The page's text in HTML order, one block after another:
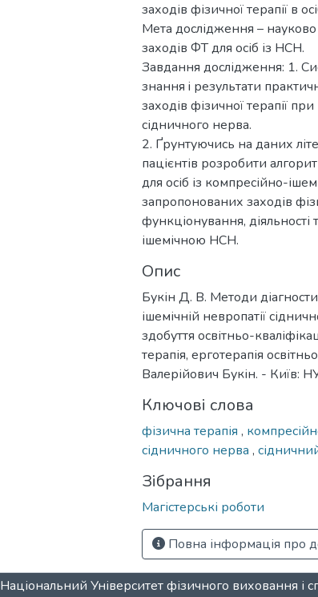
заходів фізичної терапії в
Мета дослідження –
заходів ФТ для осіб із НСН.
Завдання дослідження: 1.
знання i результати
заходів фізичної терапії
сідничного нерва.
2. Ґрунтуючись на даних
пацієнтів розробити
для осіб із компресійно-
запропонованих заходів
функціонування, діяльності
ішемічною НСН.
Опис
Букін Д. В. Методи
ішемічній невропатії
здобуття освітньо-
терапія, ерготерапія
Валерійович Букін. - Київ:
Ключові слова
фізична терапія ,
сідничного нерва ,
Зібрання
Магістерські роботи
Повна інформація про
Національний Університет фізичного виховання і